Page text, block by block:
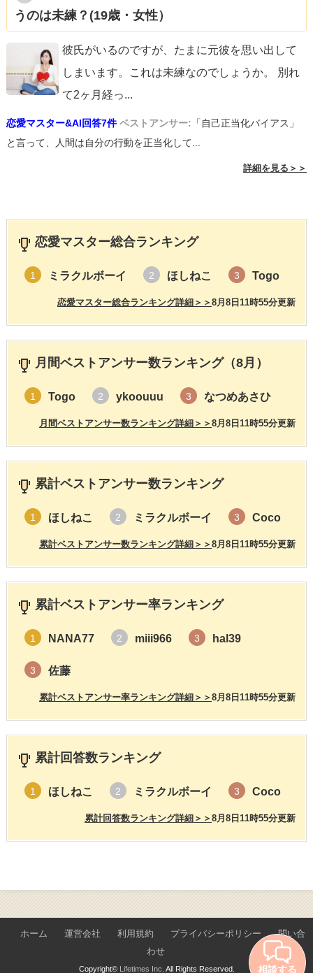
うのは未練？(19歳・女性）
彼氏がいるのですが、たまに元彼を思い出して
しまいます。これは未練なのでしょうか。 別れ
て2ヶ月経っ...
恋愛マスター&AI回答7件 ベストアンサー: 「自己正当化バイアス」
と言って、人間は自分の行動を正当化して...
詳細を見る＞＞
恋愛マスター総合ランキング
1 ミラクルボーイ 2 ほしねこ 3 Togo
8月8日11時55分更新
恋愛マスター総合ランキング詳細＞＞
月間ベストアンサー数ランキング（8月）
1 Togo 2 ykoouuu 3 なつめあさひ
8月8日11時55分更新
月間ベストアンサー数ランキング詳細＞＞
累計ベストアンサー数ランキング
1 ほしねこ 2 ミラクルボーイ 3 Coco
8月8日11時55分更新
累計ベストアンサー数ランキング詳細＞＞
累計ベストアンサー率ランキング
1 NANA77 2 miii966 3 hal39
3 佐藤
8月8日11時55分更新
累計ベストアンサー率ランキング詳細＞＞
累計回答数ランキング
1 ほしねこ 2 ミラクルボーイ 3 Coco
8月8日11時55分更新
累計回答数ランキング詳細＞＞
ホーム 運営会社 利用規約 プライバシーポリシー
問い合
わせ
Copyright© Lifetimes Inc. All Rights Reserved. 相談する